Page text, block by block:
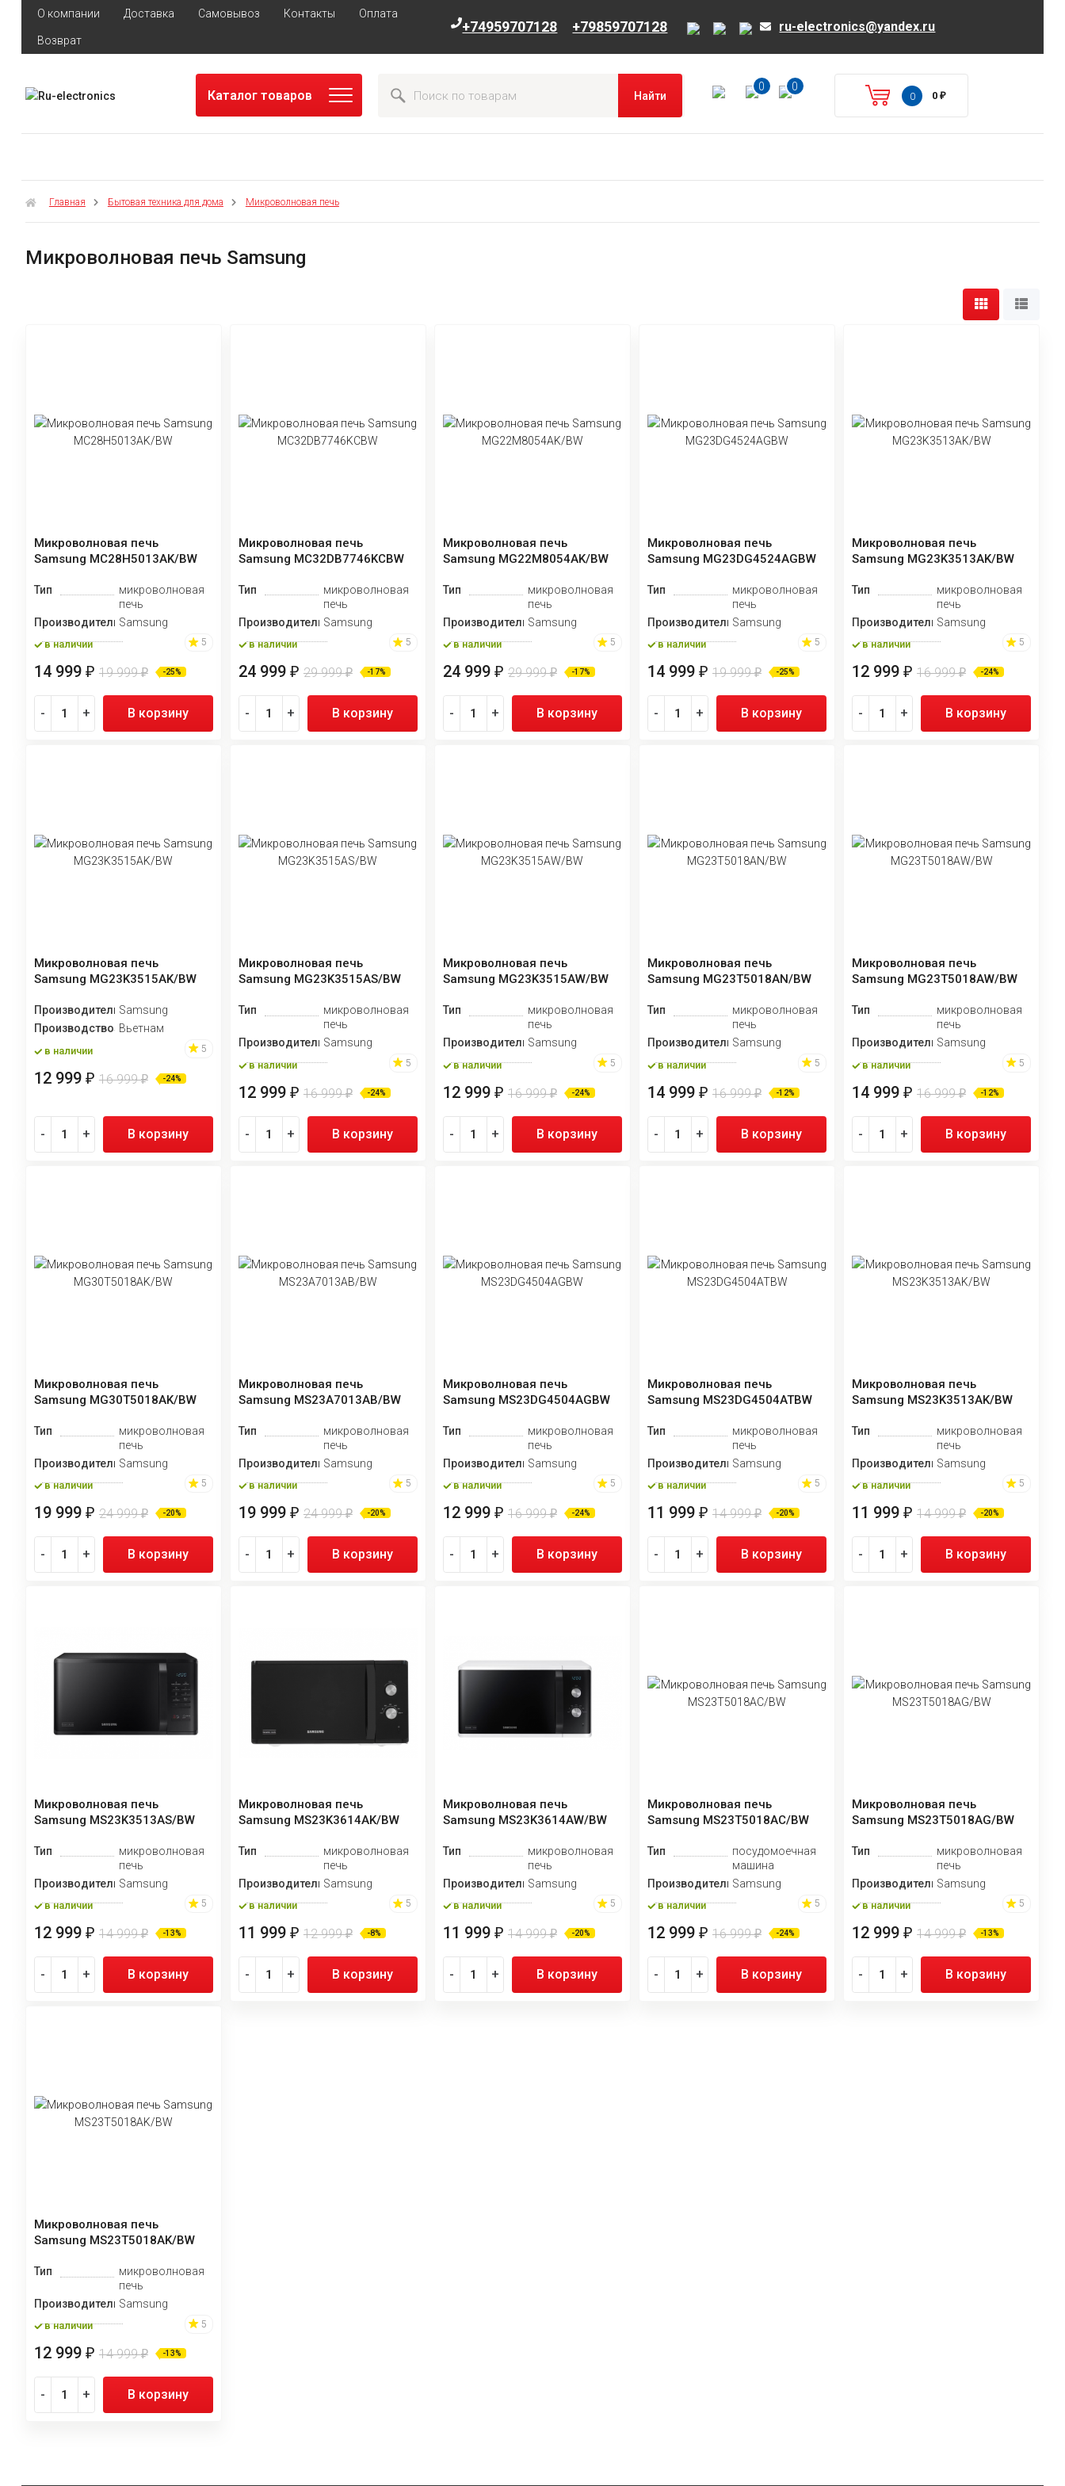
О компании Доставка Самовывоз Контакты Оплата
Возврат
+74959707128 +79859707128 ru-electronics@yandex.ru
Каталог товаров Найти
0 0
0 0₽
Главная Бытовая техника для дома Микроволновая печь
Микроволновая печь Samsung
Микроволновая печь
Samsung MC28H5013AK/BW
Тип
микроволновая
печь
Производитель Samsung
в наличии 5
14 999 ₽ 19 999₽ -25%
- + В корзину
Микроволновая печь
Samsung MC32DB7746KCBW
Тип
микроволновая
печь
Производитель Samsung
в наличии 5
24 999 ₽ 29 999₽ -17%
- + В корзину
Микроволновая печь
Samsung MG22M8054AK/BW
Тип
микроволновая
печь
Производитель Samsung
в наличии 5
24 999 ₽ 29 999₽ -17%
- + В корзину
Микроволновая печь
Samsung MG23DG4524AGBW
Тип
микроволновая
печь
ПроизводительSamsung
в наличии 5
14 999₽ 19 999₽ -25%
- + В корзину
Микроволновая печь
Samsung MG23K3513AK/BW
Тип
микроволновая
печь
ПроизводительSamsung
в наличии 5
12 999₽ 16 999₽ -24%
- + В корзину
Микроволновая печь
Samsung MG23K3515AK/BW
Производитель Samsung
Производство Вьетнам
в наличии 5
12 999 ₽ 16 999₽ -24%
- + В корзину
Микроволновая печь
Samsung MG23K3515AS/BW
Тип
микроволновая
печь
Производитель Samsung
в наличии 5
12 999 ₽ 16 999₽ -24%
- + В корзину
Микроволновая печь
Samsung MG23K3515AW/BW
Тип
микроволновая
печь
Производитель Samsung
в наличии 5
12 999 ₽ 16 999₽ -24%
- + В корзину
Микроволновая печь
Samsung MG23T5018AN/BW
Тип
микроволновая
печь
ПроизводительSamsung
в наличии 5
14 999₽ 16 999₽ -12%
- + В корзину
Микроволновая печь
Samsung MG23T5018AW/BW
Тип
микроволновая
печь
ПроизводительSamsung
в наличии 5
14 999₽ 16 999₽ -12%
- + В корзину
Микроволновая печь
Samsung MG30T5018AK/BW
Тип
микроволновая
печь
Производитель Samsung
в наличии 5
19 999 ₽ 24 999₽ -20%
- + В корзину
Микроволновая печь
Samsung MS23A7013AB/BW
Тип
микроволновая
печь
Производитель Samsung
в наличии 5
19 999 ₽ 24 999₽ -20%
- + В корзину
Микроволновая печь
Samsung MS23DG4504AGBW
Тип
микроволновая
печь
Производитель Samsung
в наличии 5
12 999 ₽ 16 999₽ -24%
- + В корзину
Микроволновая печь
Samsung MS23DG4504ATBW
Тип
микроволновая
печь
ПроизводительSamsung
в наличии 5
11 999₽ 14 999₽ -20%
- + В корзину
Микроволновая печь
Samsung MS23K3513AK/BW
Тип
микроволновая
печь
ПроизводительSamsung
в наличии 5
11 999₽ 14 999₽ -20%
- + В корзину
Микроволновая печь
Samsung MS23K3513AS/BW
Тип
микроволновая
печь
Производитель Samsung
в наличии 5
12 999 ₽ 14 999₽ -13%
- + В корзину
Микроволновая печь
Samsung MS23K3614AK/BW
Тип
микроволновая
печь
Производитель Samsung
в наличии 5
11 999 ₽ 12 999₽ -8%
- + В корзину
Микроволновая печь
Samsung MS23K3614AW/BW
Тип
микроволновая
печь
Производитель Samsung
в наличии 5
11 999 ₽ 14 999₽ -20%
- + В корзину
Микроволновая печь
Samsung MS23T5018AC/BW
Тип
посудомоечная
машина
ПроизводительSamsung
в наличии 5
12 999₽ 16 999₽ -24%
- + В корзину
Микроволновая печь
Samsung MS23T5018AG/BW
Тип
микроволновая
печь
ПроизводительSamsung
в наличии 5
12 999₽ 14 999₽ -13%
- + В корзину
Микроволновая печь
Samsung MS23T5018AK/BW
Тип
микроволновая
печь
Производитель Samsung
в наличии 5
12 999 ₽ 14 999₽ -13%
- + В корзину